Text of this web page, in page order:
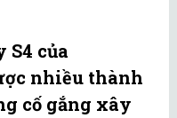
của
nhiều thành
cố gắng xây